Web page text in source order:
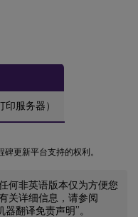
服务器）
更新平台支持的权利。
何非英语版本仅为方便您
关详细信息，请参阅
器翻译免责声明”。